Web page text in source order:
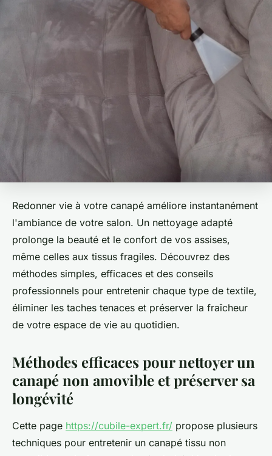
Redonner vie à votre canapé améliore instantanément
l'ambiance de votre salon. Un nettoyage adapté
prolonge la beauté et le confort de vos assises,
même celles aux tissus fragiles. Découvrez des
méthodes simples, efficaces et des conseils
professionnels pour entretenir chaque type de textile,
éliminer les taches tenaces et préserver la fraîcheur
de votre espace de vie au quotidien.
Méthodes efficaces pour nettoyer un
canapé non amovible et préserver sa
longévité
Cette page https://cubile-expert.fr/ propose plusieurs
techniques pour entretenir un canapé tissu non